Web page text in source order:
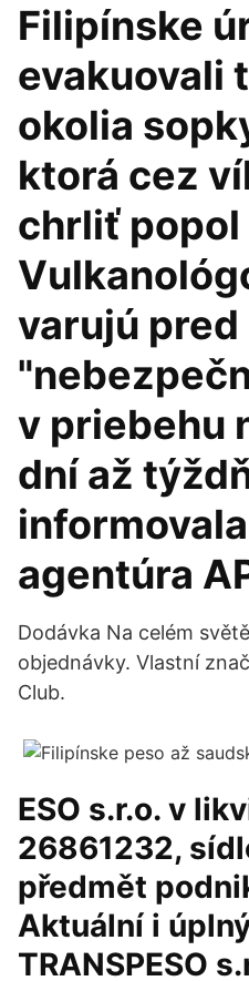
Filipínske
evakuovali
okolia
ktorá cez
chrliť popol
varujú
v priebehu
dní až
agentúra
Dodávka Na celém
objednávky. Vlastní
Club.
ESO s.r.o. v
26861232,
předmět
Aktuální i
TRANSPESO